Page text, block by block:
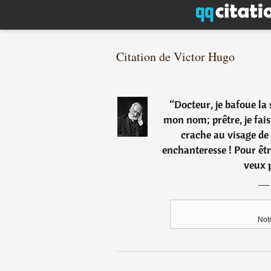
Citation de Victor Hugo
“Docteur, je bafoue la
mon nom; prêtre, je
crache au visage
enchanteresse ! Pour
veux
―